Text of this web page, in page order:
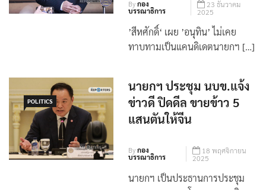
Byกอง
บรรณาธิการ
23 ธันวาคม
2025
POLITICS
นายกฯ ประชุม นบข.แจ้ง
ข่าวดี ปิดดีล ขายข้าว 5
แสนตันให้จีน
Byกอง
บรรณาธิการ
18 พฤศจิกายน
2025